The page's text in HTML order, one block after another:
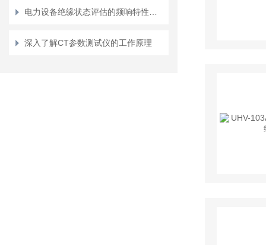
深入了解CT参数测试仪的工作原理